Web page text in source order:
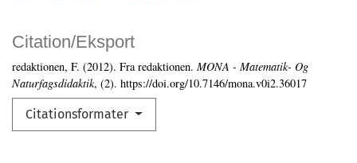
Citation/Eksport
redaktionen, F. (2012). Fra redaktionen. MONA - Matematik- Og
Naturfagsdidaktik, (2). https://doi.org/10.7146/mona.v0i2.36017
Citationsformater